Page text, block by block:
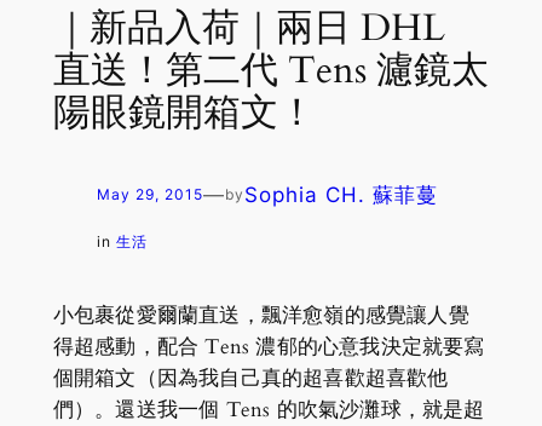
｜新品入荷｜兩日 DHL
直送！第二代 Tens 濾鏡太
陽眼鏡開箱文！
May 29, 2015—by Sophia CH. 蘇菲蔓
in 生活
小包裹從愛爾蘭直送，飄洋愈嶺的感覺讓人覺
得超感動，配合 Tens 濃郁的心意我決定就要寫
個開箱文（因為我自己真的超喜歡超喜歡他
們）。還送我一個 Tens 的吹氣沙灘球，就是超